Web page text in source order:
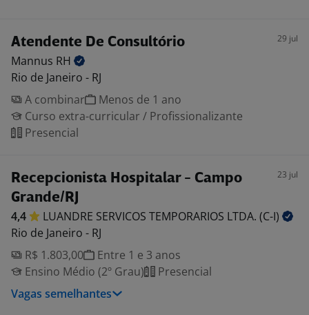
Atendente De Consultório 29 jul
Mannus RH
Rio de Janeiro - RJ
A combinar
Menos de 1 ano
Curso extra-curricular / Profissionalizante
Presencial
Recepcionista Hospitalar - Campo
Grande/RJ
23 jul
4,4 LUANDRE SERVICOS TEMPORARIOS LTDA. (C-I)
Rio de Janeiro - RJ
R$ 1.803,00
Entre 1 e 3 anos
Ensino Médio (2º Grau)
Presencial
Vagas semelhantes